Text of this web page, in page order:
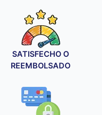
19,90 €
hasta
34,90 €
SATISFECHO O
REEMBOLSADO